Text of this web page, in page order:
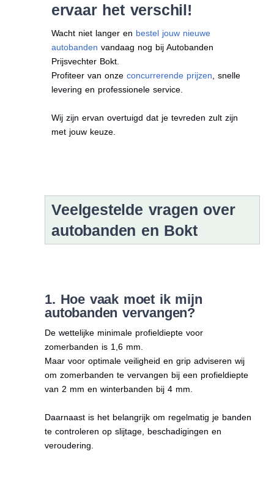
ervaar het verschil!
Wacht niet langer en bestel jouw nieuwe
autobanden vandaag nog bij Autobanden
Prijsvechter Bokt.
Profiteer van onze concurrerende prijzen , snelle
levering en professionele service.
Wij zijn ervan overtuigd dat je tevreden zult zijn
met jouw keuze.
Veelgestelde vragen over
autobanden en Bokt
1. Hoe vaak moet ik mijn
autobanden vervangen?
De wettelijke minimale profieldiepte voor
zomerbanden is 1,6 mm.
Maar voor optimale veiligheid en grip adviseren wij
om zomerbanden te vervangen bij een profieldiepte
van 2 mm en winterbanden bij 4 mm.
Daarnaast is het belangrijk om regelmatig je banden
te controleren op slijtage, beschadigingen en
veroudering.